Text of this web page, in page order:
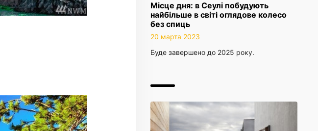
Місце дня: в Сеулі побудують
найбільше в світі оглядове колесо
без спиць
20 марта 2023
Буде завершено до 2025 року.